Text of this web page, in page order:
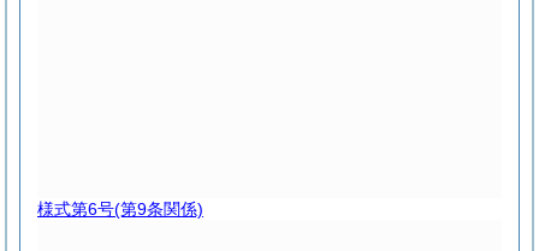
様式第6号(第9条関係)